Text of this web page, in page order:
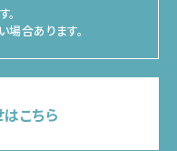
合あります。
こちら